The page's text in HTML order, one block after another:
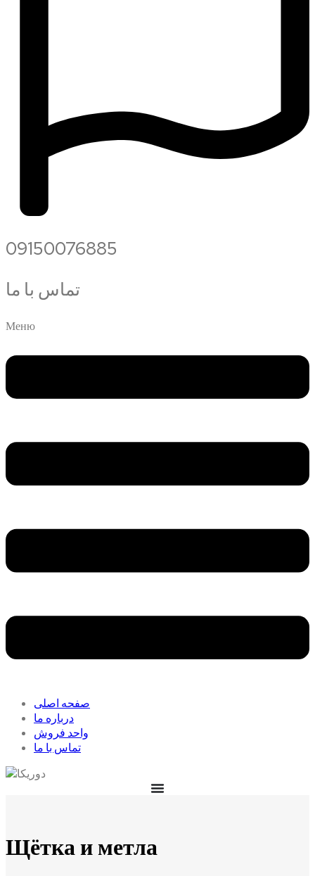
09150076885
تماس با ما
Меню
صفحه اصلی
درباره ما
واحد فروش
تماس با ما
Щётка и метла